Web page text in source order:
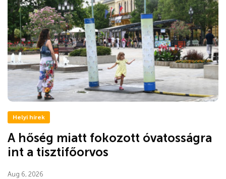
Helyi hírek
A hőség miatt fokozott óvatosságra
int a tisztifőorvos
Aug 6, 2026